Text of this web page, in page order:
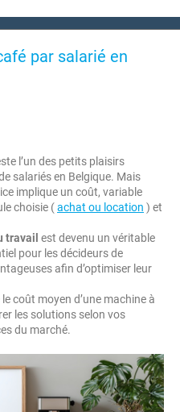
par salarié en
l’un des petits plaisirs
salariés en Belgique. Mais
implique un coût, variable
choisie (achat ou location ) et
travail est devenu un véritable
pour les décideurs de
afin d’optimiser leur
coût moyen d’une machine à
les solutions selon vos
du marché.